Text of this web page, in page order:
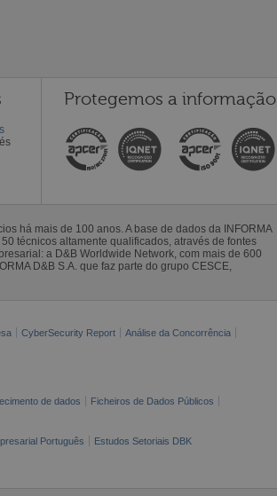
Protegemos a informação
há mais de 100 anos. A base de dados da INFORMA
técnicos altamente qualificados, através de fontes
a D&B Worldwide Network, com mais de 600
D&B S.A. que faz parte do grupo CESCE,
CyberSecurity Report
Análise da Concorrência
de dados
Ficheiros de Dados Públicos
Português Estudos Setoriais DBK